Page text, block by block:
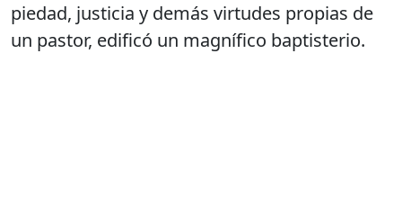
piedad, justicia y demás virtudes propias de
un pastor, edificó un magnífico baptisterio.